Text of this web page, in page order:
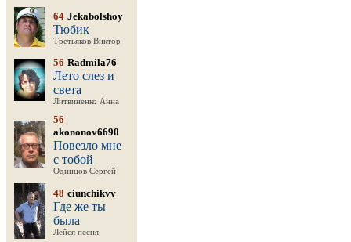
64 Jekabolshoy
Тюбик
Третьяков Виктор
56 Radmila76
Лето слез и
света
Литвиненко Анна
56
akononov6690
Повезло мне
с тобой
Одинцов Сергей
48 ciunchikvv
Где же ты
была
Лейся песня